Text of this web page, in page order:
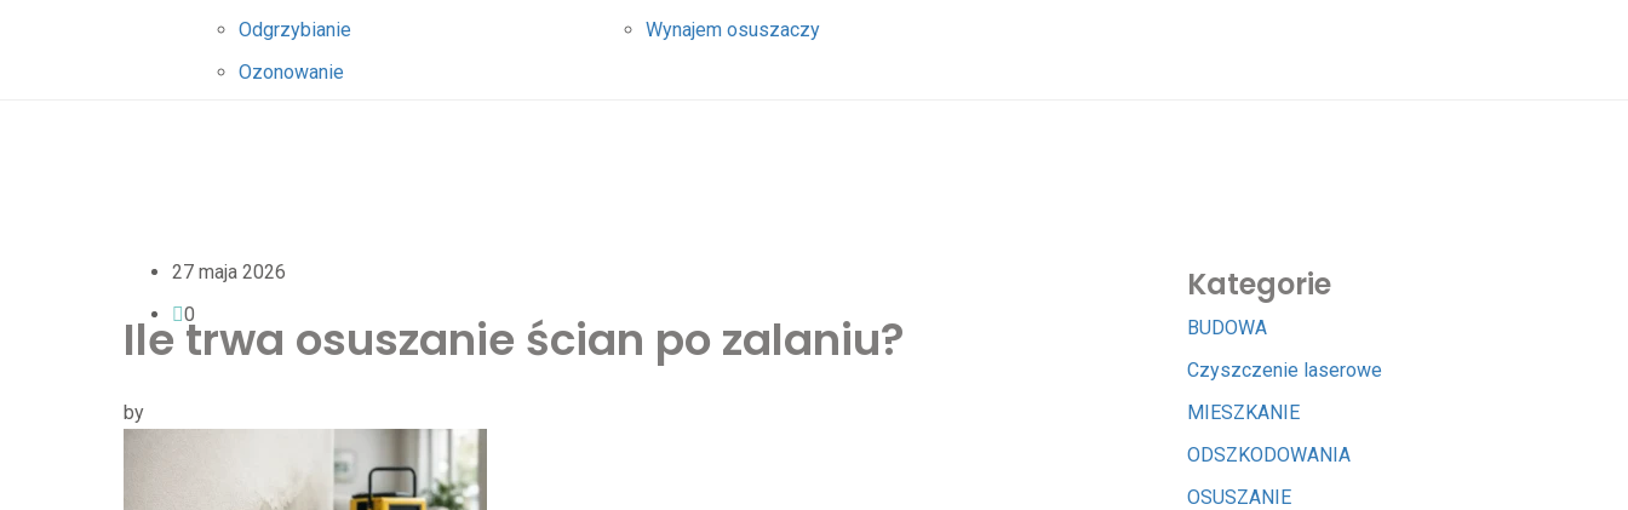
Odgrzybianie
Ozonowanie
Wynajem osuszaczy
27 maja 2026
0
Ile trwa osuszanie ścian po zalaniu?
by
Kategorie
BUDOWA
Czyszczenie laserowe
MIESZKANIE
ODSZKODOWANIA
OSUSZANIE